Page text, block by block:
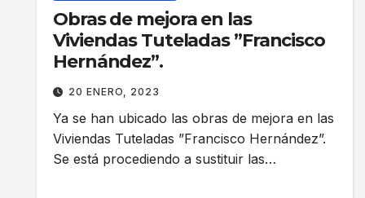
Obras de mejora en las
Viviendas Tuteladas ”Francisco
Hernández”.
20 ENERO, 2023
Ya se han ubicado las obras de mejora en las
Viviendas Tuteladas ”Francisco Hernández”.
Se está procediendo a sustituir las…